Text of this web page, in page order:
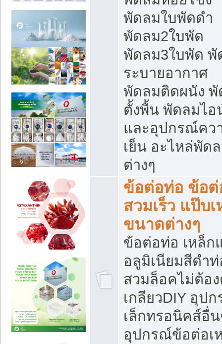
พัดลมใบพัดดำ
พัดลม2ใบพัด
พัดลม3ใบพัด พั
ระบายอากาศ
พัดลมติดผนัง พั
ตั้งพื้น พัดลมไอ
และอุปกรณ์คว
เย็น อะไหล่พัด
ต่างๆ
ข้อต่อท่อ ข้อต่
สวมเร็ว แป๊บ
ขนาดต่างๆ
ข้อต่อท่อ เหล็ก
อลูมิเนียมสีดำ
สวมล็อคไม่ต้อ
เกลียวDIY อุป
เล็กทรอนิคส์อื่
อุปกรณ์ข้อต่อเ